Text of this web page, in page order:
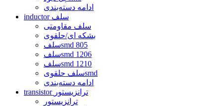
ادامه دسته‌بندی
inductor سلف
سلف مقاومتی
بشکه ای/حلقوی
سلفsmd 805
سلفsmd 1206
سلفsmd 1210
سلف حلقویsmd
ادامه دسته‌بندی
transistor ترانزیستور
ترانزیستور